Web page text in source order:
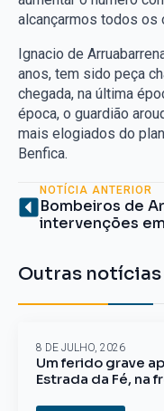
alcançarmos todos os
Ignacio de
anos, tem sido peça
chegada, na última
época, o guardião
mais elogiados do
Benfica.
NOTÍCIA ANTERIOR
Bombeiros de
intervenções
Outras notícias
Um ferido grave
Estrada da Fé, na
8 DE JULHO, 2026